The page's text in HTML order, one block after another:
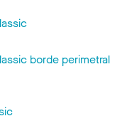
borde perimetral